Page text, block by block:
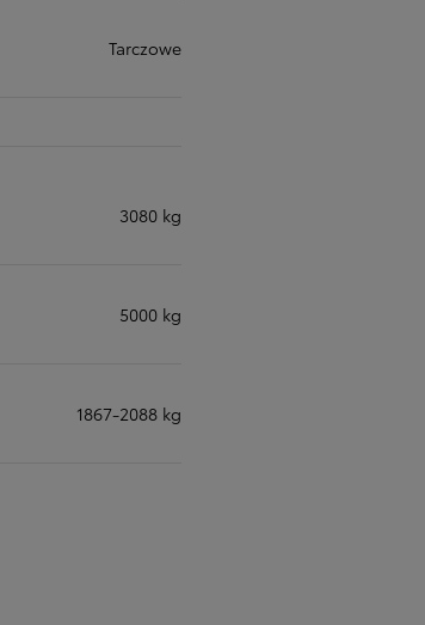
Tarczowe
3080 kg
5000 kg
1867-2088 kg